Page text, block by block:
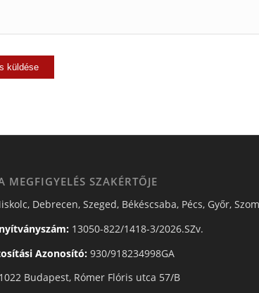
SZAKÉRTŐJE
Debrecen, Szeged, Békéscsaba, Pécs, Győr,
13050-822/1418-3/2026.SZv.
Azonosító: 930/918234998GA
1022 Budapest, Rómer Flóris utca 57/B